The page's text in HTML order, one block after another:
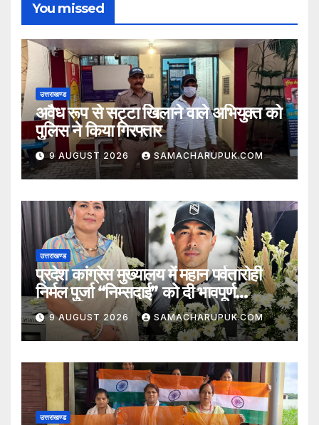
You missed
उत्तराखण्ड
अवैध रूप से सट्टा खिलाने वाले अभियुक्त को
पुलिस ने किया गिरफ्तार
9 AUGUST 2026 SAMACHARUPUK.COM
उत्तराखण्ड
प्रदेश कांग्रेस मुख्यालय में महान पर्वतारोही
निर्मल पुर्जा “निम्सदाई” को दी भावपूर्ण
श्रद्धांजलि
9 AUGUST 2026 SAMACHARUPUK.COM
उत्तराखण्ड